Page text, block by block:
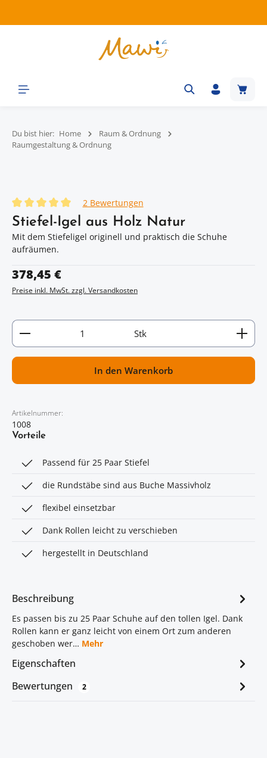
Du bist hier: Home
Raum & Ordnung
Raumgestaltung & Ordnung
Durchschnittliche Bewertung von 5 von 5 Sternen
2 Bewertungen
Stiefel-Igel aus Holz Natur
Mit dem Stiefeligel originell und praktisch die Schuhe
aufräumen.
Regulärer Preis:
378,45 €
Preise inkl. MwSt. zzgl. Versandkosten
Artikel Anzahl: Gib den gewünschten Wert ein
Stk
In den Warenkorb
Artikelnummer:
1008
Vorteile
Passend für 25 Paar Stiefel
die Rundstäbe sind aus Buche Massivholz
flexibel einsetzbar
Dank Rollen leicht zu verschieben
hergestellt in Deutschland
Beschreibung
Es passen bis zu 25 Paar Schuhe auf den tollen Igel. Dank
Rollen kann er ganz leicht von einem Ort zum anderen
geschoben wer… Mehr
Eigenschaften
Bewertungen
2